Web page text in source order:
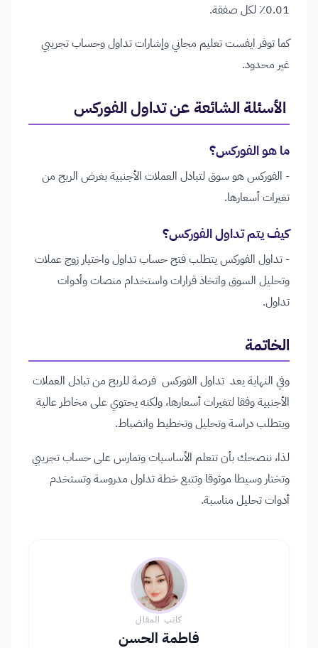
0.01٪ لكل صفقة.
كما توفر ايفست تعليم مجاني وإشارات تداول وحساب تجريبي
غير محدود.
الأسئلة الشائعة عن تداول الفوركس
ما هو الفوركس؟
- الفوركس هو سوق لتبادل العملات الأجنبية بغرض الربح من
تغيرات أسعارها.
كيف يتم تداول الفوركس؟
- تداول الفوركس يتطلب فتح حساب تداول واختيار زوج عملات
وتحليل السوق واتخاذ قرارات واستخدام منصات وأدوات
تداول.
الخاتمة
وفي النهاية يعد تداول الفوركس فرصة للربح من تبادل العملات
الأجنبية وفقا لتغيرات أسعارها، ولكنه يحتوي على مخاطر عالية
ويتطلب دراسة وتحليل وتخطيط وانضباط.
لذا، ننصحك بأن تتعلم الأساسيات وتمارس على حساب تجريبي
وتختار وسيطا موثوقا وتتبع خطة تداول مدروسة وتستخدم
أدوات تحليل مناسبة.
كاتب المقال
فاطمة الحسن